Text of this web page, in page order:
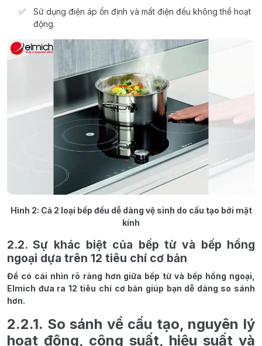
Sử dụng điện áp ổn định và mất điện đều không thể hoạt
động.
Hình 2: Cả 2 loại bếp đều dễ dàng vệ sinh do cấu tạo bởi mặt
kính
2.2. Sự khác biệt của bếp từ và bếp hồng
ngoại dựa trên 12 tiêu chí cơ bản
Để có cái nhìn rõ ràng hơn giữa bếp từ và bếp hồng ngoại,
Elmich đưa ra 12 tiêu chí cơ bản giúp bạn dễ dàng so sánh
hơn.
2.2.1. So sánh về cấu tạo, nguyên lý
hoạt động, công suất, hiệu suất và